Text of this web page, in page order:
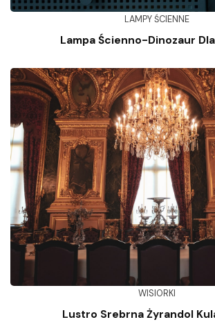
LAMPY ŚCIENNE
Lampa Ścienno-Dinozaur
WISIORKI
Lustro Srebrna Żyrandol